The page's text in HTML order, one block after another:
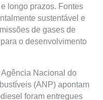
longo prazos. Fontes
sustentável e
de gases de
o desenvolvimento
Nacional do
(ANP) apontam
foram entregues